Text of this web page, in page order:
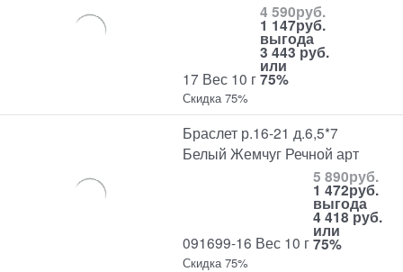
17 Вес 10 г
4 590руб.
1 147руб.
выгода
3 443 руб.
или
75%
Скидка 75%
Браслет р.16-21 д.6,5*7
Белый Жемчуг Речной арт
091699-16 Вес 10 г
5 890руб.
1 472руб.
выгода
4 418 руб.
или
75%
Скидка 75%